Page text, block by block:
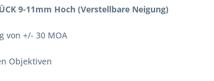
9-11mm Hoch (Verstellbare Neigung)
von +/- 30 MOA
Objektiven